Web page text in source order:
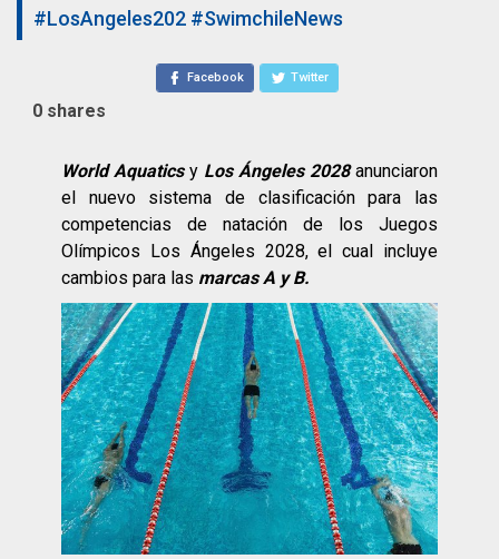
#LosAngeles202 #SwimchileNews
Facebook Twitter
0 shares
World Aquaticsy Los Ángeles 2028anunciaron
el nuevo sistema de clasificación para las
competencias de natación de los Juegos
Olímpicos Los Ángeles 2028, el cual incluye
cambios para las marcas A y B.